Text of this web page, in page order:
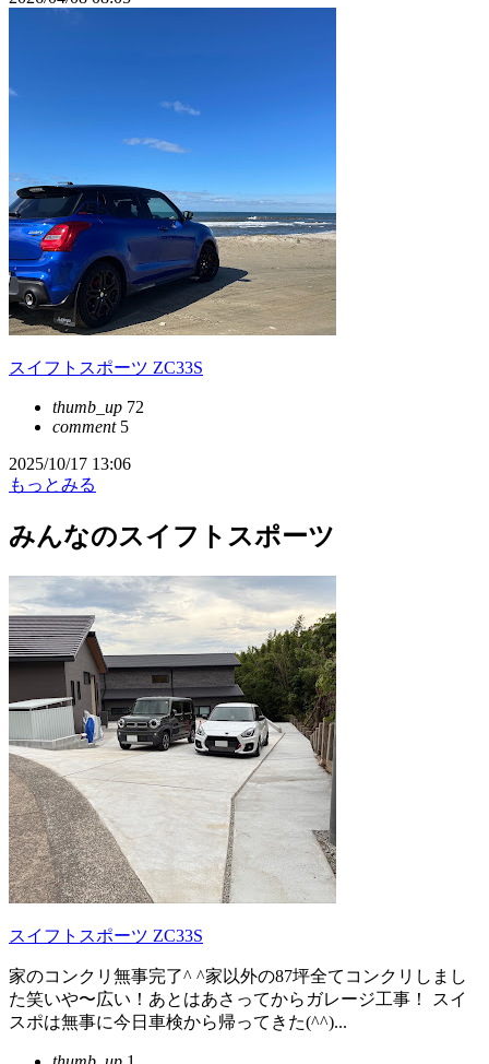
スイフトスポーツ ZC33S
thumb_up 72
comment5
2025/10/17 13:06
もっとみる
みんなのスイフトスポーツ
スイフトスポーツ ZC33S
家のコンクリ無事完了^ ^家以外の87坪全てコンクリしまし
た笑いや〜広い！あとはあさってからガレージ工事！ スイ
スポは無事に今日車検から帰ってきた(^^)...